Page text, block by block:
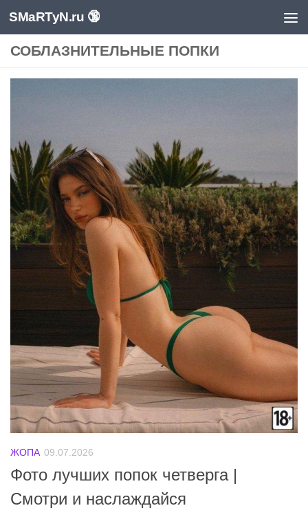
Перейти к содержимому
SMaRTyN.ru 🔞
СОБЛАЗНИТЕЛЬНЫЕ ПОПКИ
ЖОПА 09.07.2026
Фото лучших попок четверга |
Смотри и наслаждайся